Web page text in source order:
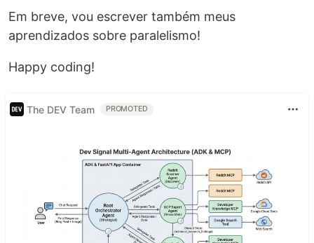
Em breve, vou escrever também meus
aprendizados sobre paralelismo!
Happy coding!
The DEV Team PROMOTED